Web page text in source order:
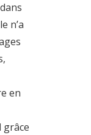
n’a
en